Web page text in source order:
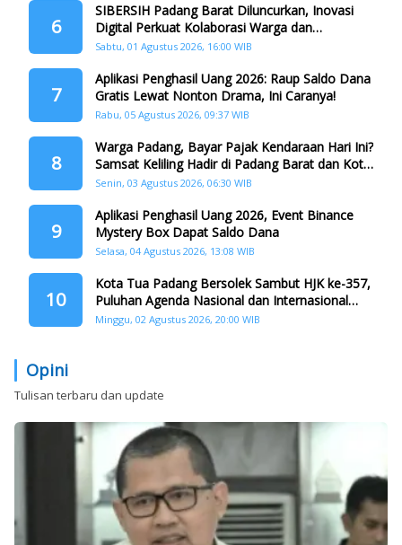
6
SIBERSIH Padang Barat Diluncurkan, Inovasi
Digital Perkuat Kolaborasi Warga dan
Pemerintah Atasi Persampahan
Sabtu, 01 Agustus 2026, 16:00 WIB
7
Aplikasi Penghasil Uang 2026: Raup Saldo Dana
Gratis Lewat Nonton Drama, Ini Caranya!
Rabu, 05 Agustus 2026, 09:37 WIB
8
Warga Padang, Bayar Pajak Kendaraan Hari Ini?
Samsat Keliling Hadir di Padang Barat dan Koto
Tangah
Senin, 03 Agustus 2026, 06:30 WIB
9
Aplikasi Penghasil Uang 2026, Event Binance
Mystery Box Dapat Saldo Dana
Selasa, 04 Agustus 2026, 13:08 WIB
10
Kota Tua Padang Bersolek Sambut HJK ke-357,
Puluhan Agenda Nasional dan Internasional
Siap Digelar
Minggu, 02 Agustus 2026, 20:00 WIB
Opini
Tulisan terbaru dan update